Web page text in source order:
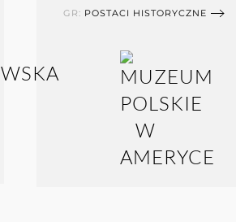
GR: POSTACI HISTORYCZNE